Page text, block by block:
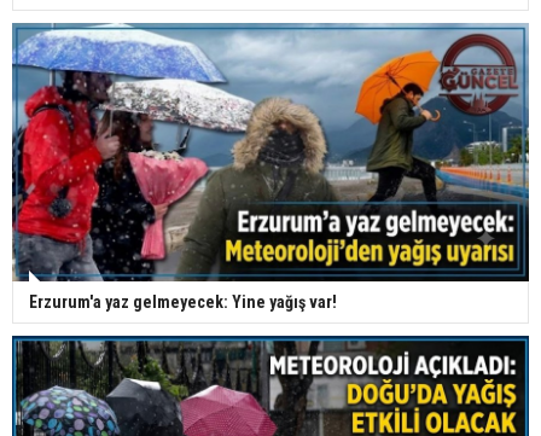
Erzurum'a yaz gelmeyecek: Yine yağış var!